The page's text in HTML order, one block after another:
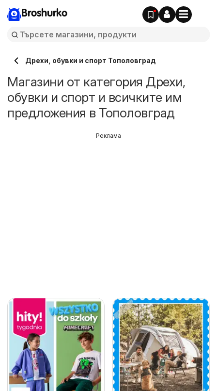
Broshurko
Дрехи, обувки и спорт Тополовград
Магазини от категория Дрехи,
обувки и спорт и всичките им
предложения в Тополовград
Реклама